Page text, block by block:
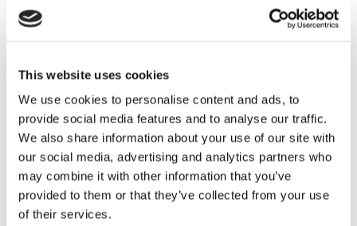
This website uses cookies
We use cookies to personalise content and ads, to
provide social media features and to analyse our traffic.
We also share information about your use of our site with
our social media, advertising and analytics partners who
may combine it with other information that you’ve
provided to them or that they’ve collected from your use
of their services.
Itchi Fleischer
Esther Forse Villa Schöningen
Friedrich Thieme
Villa Schöningen
Asana Fujikawa Galerie Friese
Paul Fägerskiöld Galerie Nordenhake
Wieland Förster Schloss Biesdorf
Meschac Gaba PalaisPopulaire
Ellen Gallagher
PalaisPopulaire
Isa Genzken Wehrmuehle Biesenthal